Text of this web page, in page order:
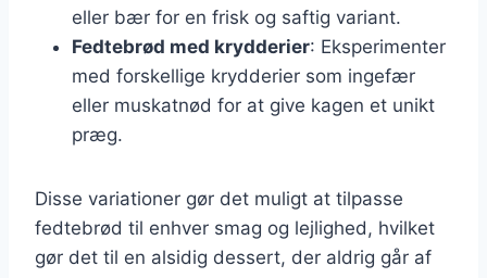
eller bær for en frisk og saftig variant.
Fedtebrød med krydderier: Eksperimenter
med forskellige krydderier som ingefær
eller muskatnød for at give kagen et unikt
præg.
Disse variationer gør det muligt at tilpasse
fedtebrød til enhver smag og lejlighed, hvilket
gør det til en alsidig dessert, der aldrig går af